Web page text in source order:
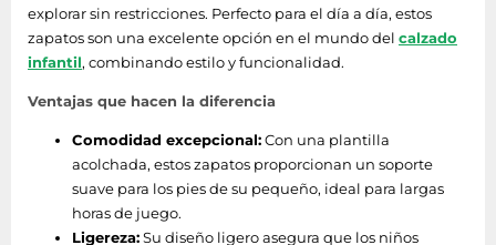
explorar sin restricciones. Perfecto para el día a día, estos
zapatos son una excelente opción en el mundo del calzado
infantil, combinando estilo y funcionalidad.
Ventajas que hacen la diferencia
Comodidad excepcional:Con una plantilla
acolchada, estos zapatos proporcionan un soporte
suave para los pies de su pequeño, ideal para largas
horas de juego.
Ligereza:Su diseño ligero asegura que los niños